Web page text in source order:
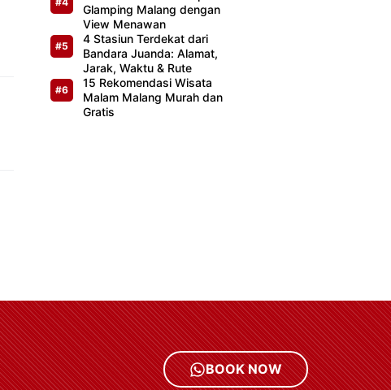
Glamping Malang dengan
View Menawan
4 Stasiun Terdekat dari
Bandara Juanda: Alamat,
Jarak, Waktu & Rute
15 Rekomendasi Wisata
Malam Malang Murah dan
Gratis
BOOK NOW